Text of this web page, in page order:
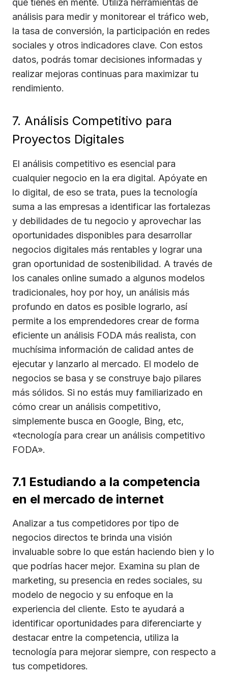
que tienes en mente. Utiliza herramientas de
análisis para medir y monitorear el tráfico web,
la tasa de conversión, la participación en redes
sociales y otros indicadores clave. Con estos
datos, podrás tomar decisiones informadas y
realizar mejoras continuas para maximizar tu
rendimiento.
7. Análisis Competitivo para
Proyectos Digitales
El análisis competitivo es esencial para
cualquier negocio en la era digital. Apóyate en
lo digital, de eso se trata, pues la tecnología
suma a las empresas a identificar las fortalezas
y debilidades de tu negocio y aprovechar las
oportunidades disponibles para desarrollar
negocios digitales más rentables y lograr una
gran oportunidad de sostenibilidad. A través de
los canales online sumado a algunos modelos
tradicionales, hoy por hoy, un análisis más
profundo en datos es posible lograrlo, así
permite a los emprendedores crear de forma
eficiente un análisis FODA más realista, con
muchísima información de calidad antes de
ejecutar y lanzarlo al mercado. El modelo de
negocios se basa y se construye bajo pilares
más sólidos. Si no estás muy familiarizado en
cómo crear un análisis competitivo,
simplemente busca en Google, Bing, etc,
«tecnología para crear un análisis competitivo
FODA».
7.1 Estudiando a la competencia
en el mercado de internet
Analizar a tus competidores por tipo de
negocios directos te brinda una visión
invaluable sobre lo que están haciendo bien y lo
que podrías hacer mejor. Examina su plan de
marketing, su presencia en redes sociales, su
modelo de negocio y su enfoque en la
experiencia del cliente. Esto te ayudará a
identificar oportunidades para diferenciarte y
destacar entre la competencia, utiliza la
tecnología para mejorar siempre, con respecto a
tus competidores.